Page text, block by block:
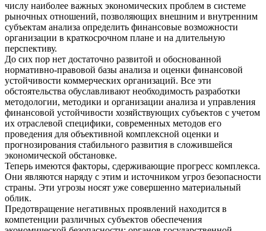
числу наиболее важных экономических проблем в системе
рыночных отношений, позволяющих внешним и внутренним
субъектам анализа определить финансовые возможности
организации в краткосрочном плане и на длительную
перспективу.
До сих пор нет достаточно развитой и обоснованной
нормативно-правовой базы анализа и оценки финансовой
устойчивости коммерческих организаций. Все эти
обстоятельства обуславливают необходимость разработки
методологии, методики и организации анализа и управления
финансовой устойчивости хозяйствующих субъектов с учетом
их отраслевой специфики, современных методов его
проведения для объективной комплексной оценки и
прогнозирования стабильного развития в сложившейся
экономической обстановке.
Теперь имеются факторы, сдерживающие прогресс комплекса.
Они являются наряду с этим и источником угроз безопасности
страны. Эти угрозы носят уже совершенно материальный
облик.
Предотвращение негативных проявлений находится в
компетенции различных субъектов обеспечения